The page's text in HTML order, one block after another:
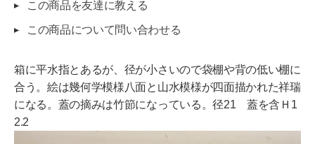
この商品を友達に教える
この商品について問い合わせる
箱に平水指とあるが、径が小さいので袋棚や背の低い棚に
合う。絵は幾何学模様八面と山水模様が四面描かれた祥瑞
になる。蓋の摘みは竹節になっている。径21 蓋を含Ｈ1
2.2